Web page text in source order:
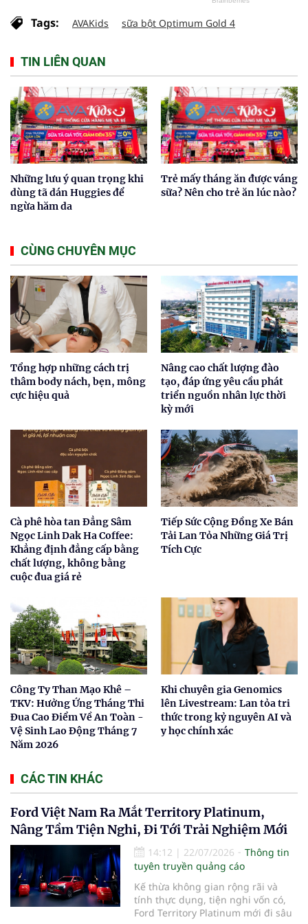
Tags: AVAKids sữa bột Optimum Gold 4
TIN LIÊN QUAN
Những lưu ý quan trọng khi
dùng tã dán Huggies để
ngừa hăm da
Trẻ mấy tháng ăn được váng
sữa? Nên cho trẻ ăn lúc nào?
CÙNG CHUYÊN MỤC
Tổng hợp những cách trị
thâm body nách, bẹn, mông
cực hiệu quả
Nâng cao chất lượng đào
tạo, đáp ứng yêu cầu phát
triển nguồn nhân lực thời
kỳ mới
Cà phê hòa tan Đẳng Sâm
Ngọc Linh Dak Ha Coffee:
Khẳng định đẳng cấp bằng
chất lượng, không bằng
cuộc đua giá rẻ
Tiếp Sức Cộng Đồng Xe Bán
Tải Lan Tỏa Những Giá Trị
Tích Cực
Công Ty Than Mạo Khê –
TKV: Hưởng Ứng Tháng Thi
Đua Cao Điểm Về An Toàn -
Vệ Sinh Lao Động Tháng 7
Năm 2026
Khi chuyên gia Genomics
lên Livestream: Lan tỏa tri
thức trong kỷ nguyên AI và
y học chính xác
CÁC TIN KHÁC
Ford Việt Nam Ra Mắt Territory Platinum,
Nâng Tầm Tiện Nghi, Đi Tới Trải Nghiệm Mới
14:12 | 22/07/2026
Thông tin
tuyên truyền quảng cáo
Kế thừa không gian rộng rãi và
tính thực dụng, tiện nghi vốn có,
Ford Territory Platinum mới đi sâu